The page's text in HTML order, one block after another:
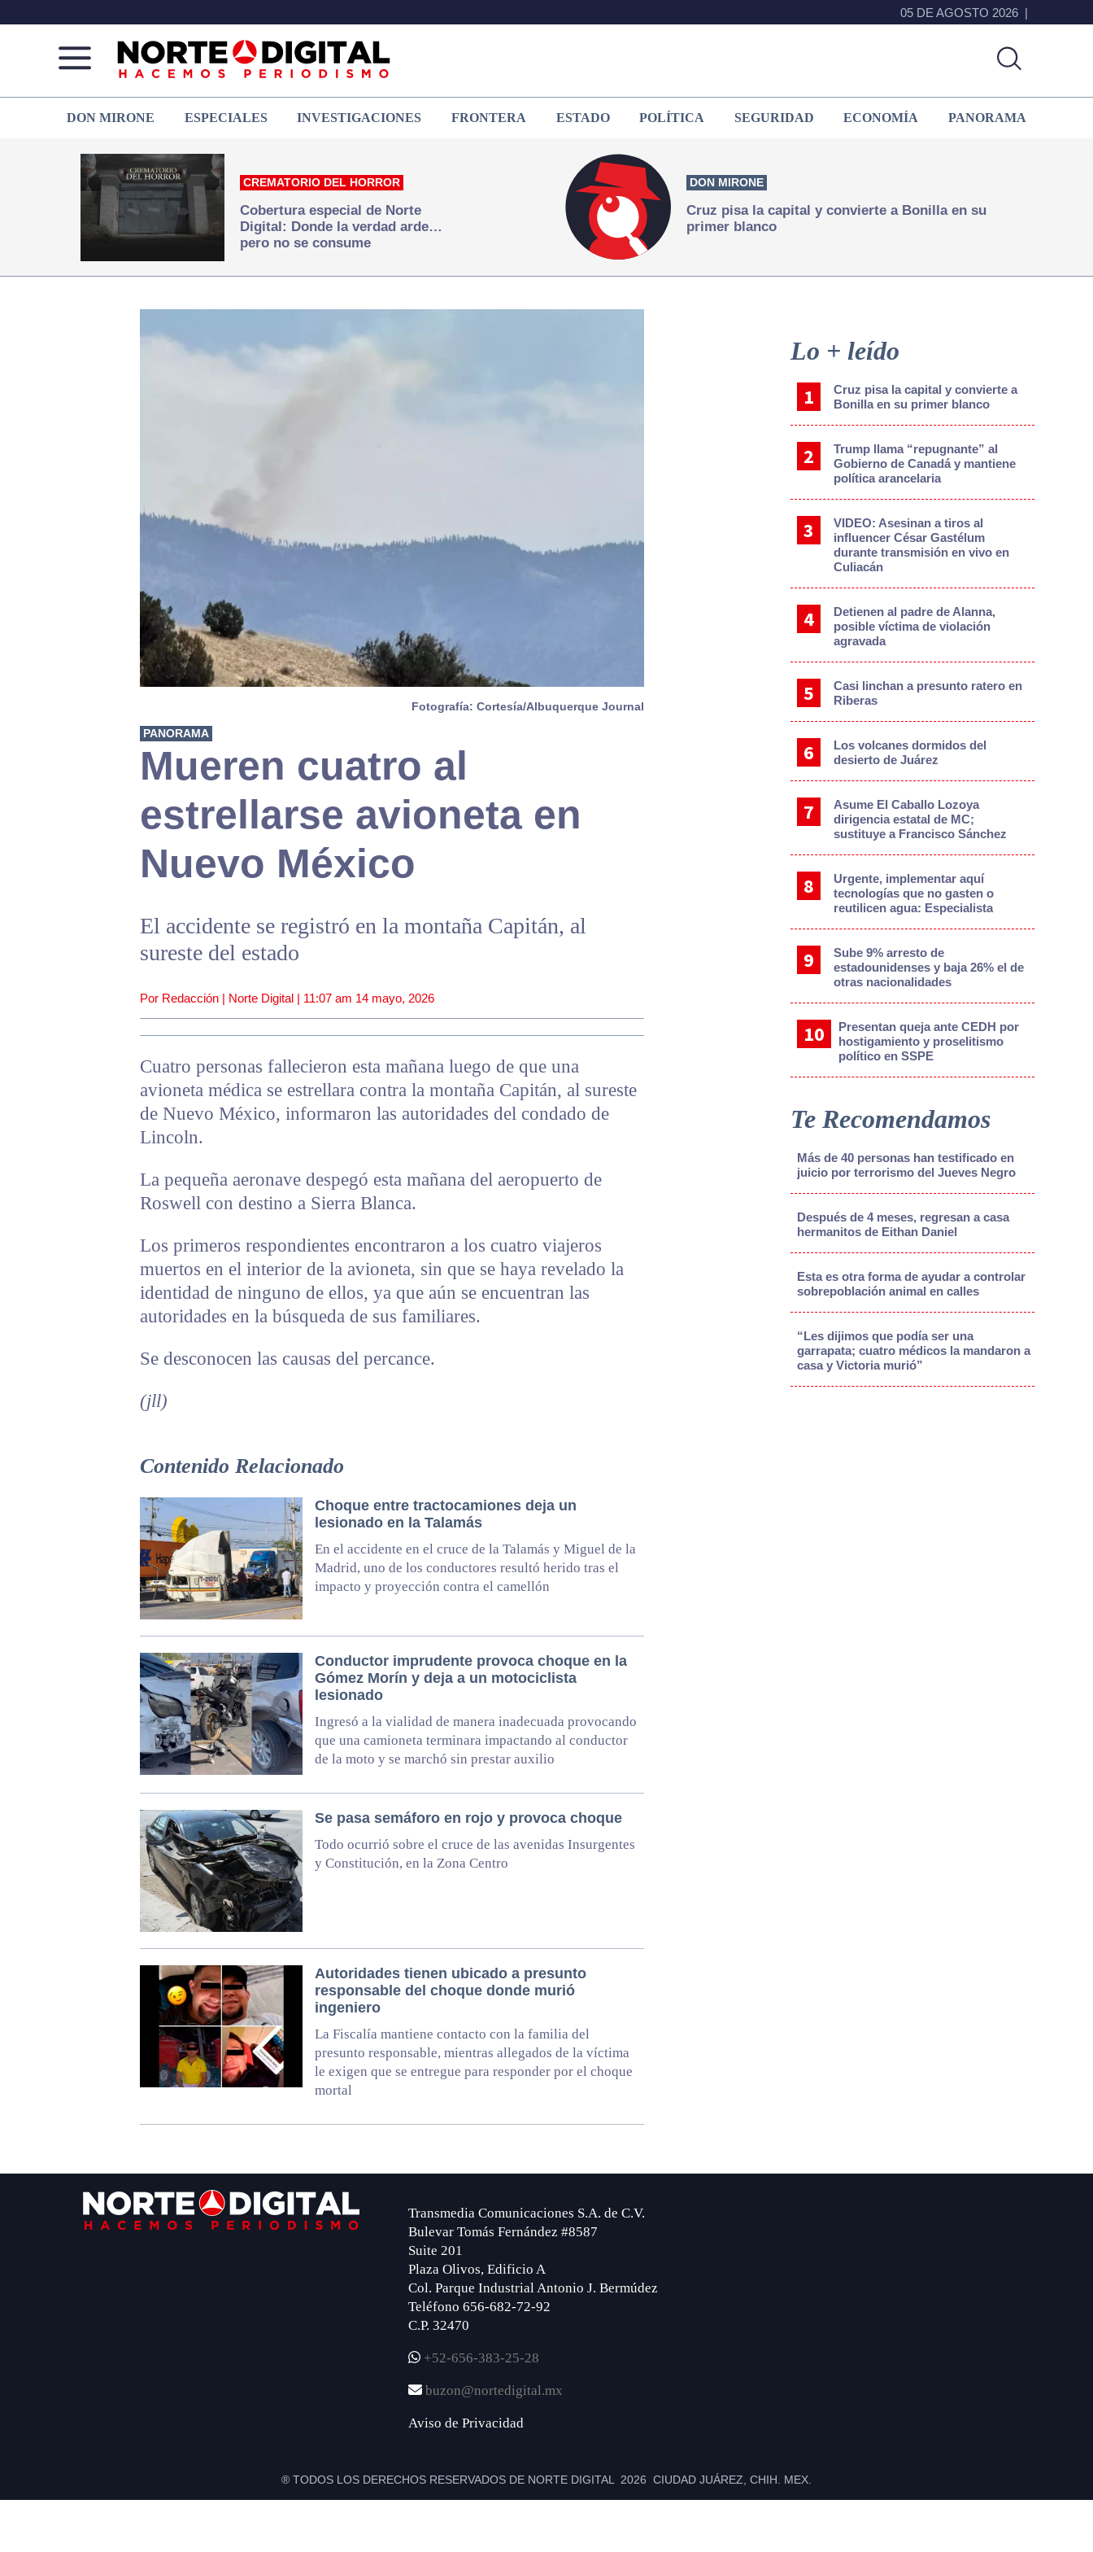
05 DE AGOSTO 2026
de
Juárez
que
hacemos periodismo
DON MIRONE ESPECIALES INVESTIGACIONES FRONTERA ESTADO POLÍTICA SEGURIDAD ECONOMÍA PANORAMA
CREMATORIO DEL HORROR
Cobertura especial de Norte
Digital: Donde la verdad arde…
pero no se consume
DON MIRONE
Cruz pisa la capital y convierte a Bonilla en su
primer blanco
Fotografía: Cortesía/Albuquerque Journal
PANORAMA
Mueren cuatro al
estrellarse avioneta en
Nuevo México
El accidente se registró en la montaña Capitán, al
sureste del estado
Por Redacción | Norte Digital | 11:07 am 14 mayo, 2026
Cuatro personas fallecieron esta mañana luego de que una
avioneta médica se estrellara contra la montaña Capitán, al sureste
de Nuevo México, informaron las autoridades del condado de
Lincoln.
La pequeña aeronave despegó esta mañana del aeropuerto de
Roswell con destino a Sierra Blanca.
Los primeros respondientes encontraron a los cuatro viajeros
muertos en el interior de la avioneta, sin que se haya revelado la
identidad de ninguno de ellos, ya que aún se encuentran las
autoridades en la búsqueda de sus familiares.
Se desconocen las causas del percance.
(jll)
Contenido Relacionado
Choque entre tractocamiones deja un
lesionado en la Talamás
En el accidente en el cruce de la Talamás y Miguel de la
Madrid, uno de los conductores resultó herido tras el
impacto y proyección contra el camellón
Conductor imprudente provoca choque en la
Gómez Morín y deja a un motociclista
lesionado
Ingresó a la vialidad de manera inadecuada provocando
que una camioneta terminara impactando al conductor
de la moto y se marchó sin prestar auxilio
Se pasa semáforo en rojo y provoca choque
Todo ocurrió sobre el cruce de las avenidas Insurgentes
y Constitución, en la Zona Centro
Autoridades tienen ubicado a presunto
responsable del choque donde murió
ingeniero
La Fiscalía mantiene contacto con la familia del
presunto responsable, mientras allegados de la víctima
le exigen que se entregue para responder por el choque
mortal
Sidebar
Lo + leído
Cruz pisa la capital y convierte a
Bonilla en su primer blanco
Trump llama “repugnante” al
Gobierno de Canadá y mantiene
política arancelaria
VIDEO: Asesinan a tiros al
influencer César Gastélum
durante transmisión en vivo en
Culiacán
Detienen al padre de Alanna,
posible víctima de violación
agravada
Casi linchan a presunto ratero en
Riberas
Los volcanes dormidos del
desierto de Juárez
Asume El Caballo Lozoya
dirigencia estatal de MC;
sustituye a Francisco Sánchez
Urgente, implementar aquí
tecnologías que no gasten o
reutilicen agua: Especialista
Sube 9% arresto de
estadounidenses y baja 26% el de
otras nacionalidades
Presentan queja ante CEDH por
hostigamiento y proselitismo
político en SSPE
Te Recomendamos
Más de 40 personas han testificado en
juicio por terrorismo del Jueves Negro
Después de 4 meses, regresan a casa
hermanitos de Eithan Daniel
Esta es otra forma de ayudar a controlar
sobrepoblación animal en calles
“Les dijimos que podía ser una
garrapata; cuatro médicos la mandaron a
casa y Victoria murió”
Transmedia Comunicaciones S.A. de C.V.
Bulevar Tomás Fernández #8587
Suite 201
Plaza Olivos, Edificio A
Col. Parque Industrial Antonio J. Bermúdez
Teléfono 656-682-72-92
C.P. 32470
+52-656-383-25-28
buzon@nortedigital.mx
Aviso de Privacidad
® TODOS LOS DERECHOS RESERVADOS DE NORTE DIGITAL 2026 CIUDAD JUÁREZ, CHIH. MEX.